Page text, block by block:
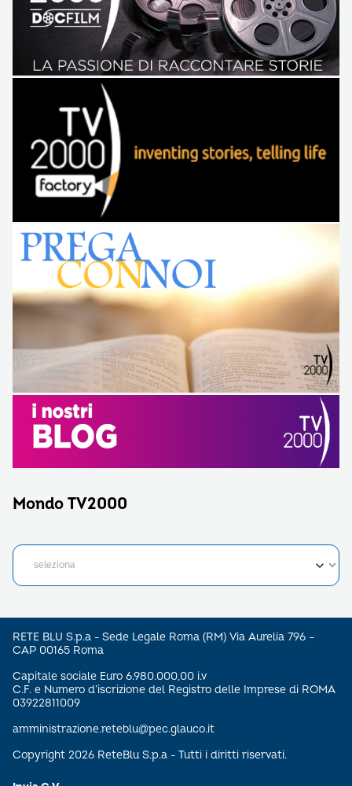
Mondo TV2000
RETE BLU S.p.a - Sede Legale Roma (RM) Via Aurelia 796 –
CAP 00165 Roma
Capitale sociale Euro 6.980.000,00 i.v
C.F. e Numero d’iscrizione del Registro delle Imprese di ROMA
03922811009
amministrazione.reteblu@pec.glauco.it
Copyright 2026 ReteBlu S.p.a - Tutti i diritti riservati.